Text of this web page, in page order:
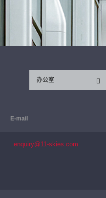
办公室
E-mail
enquiry@11-skies.com